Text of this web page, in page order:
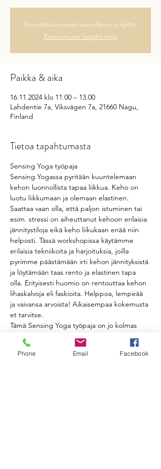
Ilmoittautuminen kurssille on suljettu
Katso muita tapahtumia
Paikka & aika
16.11.2024 klo 11.00 – 13.00
Lahdentie 7a, Viksvägen 7a, 21660 Nagu,
Finland
Tietoa tapahtumasta
Sensing Yoga työpaja
Sensing Yogassa pyritään kuuntelemaan
kehon luonnollista tapaa liikkua. Keho on
luotu liikkumaan ja olemaan elastinen.
Saattaa vaan olla, että paljon istuminen tai
esim. stressi on aiheuttanut kehoon erilaisia
jännitystiloja eikä keho liikukaan enää niin
helposti. Tässä workshopissa käytämme
erilaisia tekniikoita ja harjoituksia, joilla
pyrimme päästämään irti kehon jännityksistä
ja löytämään taas rento ja elastinen tapa
olla. Erityisesti huomio on rentouttaa kehon
lihaskalvoja eli faskioita. Helppoa, lempeää
ja vaivansa arvoista! Aikaisempaa kokemusta
et tarvitse.
Tämä Sensing Yoga työpaja on jo kolmas
Nauvossa. Opimme joka kerralla vähän
uutta, mutta toisaalta voit osallistua vaikka
et olisi osallistunut aiempiin työpajoihin.
Phone Email Facebook